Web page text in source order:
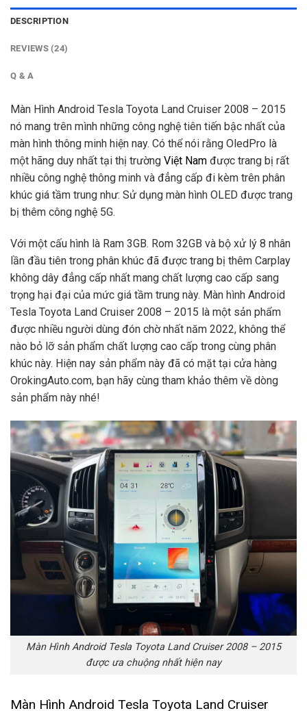
DESCRIPTION
REVIEWS (24)
Q & A
Màn Hình Android Tesla Toyota Land Cruiser 2008 – 2015
nó mang trên mình những công nghệ tiên tiến bậc nhất của
màn hình thông minh hiện nay. Có thể nói rằng OledPro là
một hãng duy nhất tại thị trường Việt Nam được trang bị rất
nhiều công nghệ thông minh và đẳng cấp đi kèm trên phân
khúc giá tầm trung như: Sử dụng màn hình OLED được trang
bị thêm công nghệ 5G.
Với một cấu hình là Ram 3GB. Rom 32GB và bộ xử lý 8 nhân
lần đầu tiên trong phân khúc đã được trang bị thêm Carplay
không dây đẳng cấp nhất mang chất lượng cao cấp sang
trọng hại đại của mức giá tầm trung này. Màn hình Android
Tesla Toyota Land Cruiser 2008 – 2015 là một sản phẩm
được nhiều người dùng đón chờ nhất năm 2022, không thể
nào bỏ lỡ sản phẩm chất lượng cao cấp trong cùng phân
khúc này. Hiện nay sản phẩm này đã có mặt tại cửa hàng
OrokingAuto.com, bạn hãy cùng tham khảo thêm về dòng
sản phẩm này nhé!
Màn Hình Android Tesla Toyota Land Cruiser 2008 – 2015
được ưa chuộng nhất hiện nay
Màn Hình Android Tesla Toyota Land Cruiser